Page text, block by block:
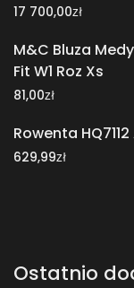
17 700,00zł
M&C Bluza
Fit W1 Roz Xs
81,00zł
Rowenta
629,99zł
Ostatnio